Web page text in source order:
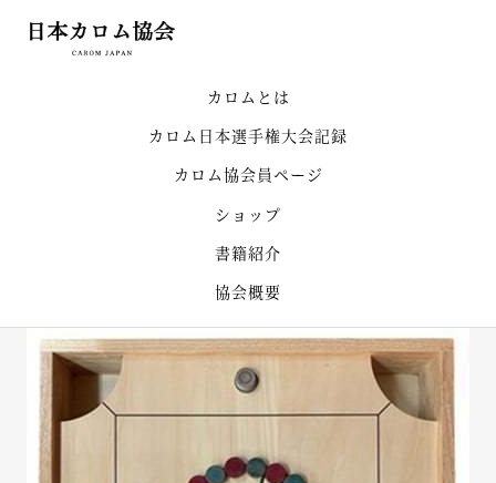
カロムとは
カロム日本選手権大会記録
カロム協会員ページ
ショップ
書籍紹介
協会概要